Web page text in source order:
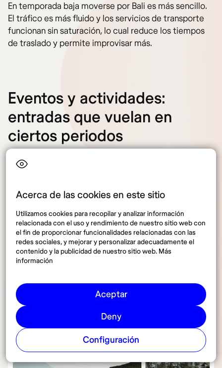
Acerca de las cookies en este sitio
Utilizamos cookies para recopilar y analizar información
relacionada con el uso y rendimiento de nuestro sitio web con
el fin de proporcionar funcionalidades relacionadas con las
redes sociales, y mejorar y personalizar adecuadamente el
contenido y la publicidad de nuestro sitio web. Más
información
Aceptar
Deny
Configuración
En temporada baja moverse por Bali es más sencillo.
El tráfico es más fluido y los servicios de transporte
funcionan sin saturación, lo cual reduce los tiempos
de traslado y permite improvisar más.
Eventos y actividades:
entradas que vuelan en
ciertos periodos
Los festivales importantes, ceremonias tradicionales,
destinos populares suelen llenarse con rapidez en
Durante la temporada baja o media, la disponibilidad
es mucho mayor, lo cual permite planificar
actividades con más flexibilidad y menor presión.